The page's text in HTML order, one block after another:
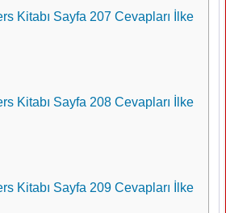
Kitabı Sayfa 207 Cevapları İlke
Kitabı Sayfa 208 Cevapları İlke
Kitabı Sayfa 209 Cevapları İlke